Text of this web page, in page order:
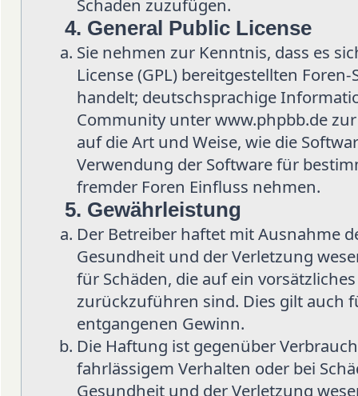
Schaden zuzufügen.
4. General Public License
Sie nehmen zur Kenntnis, dass es
License (GPL) bereitgestellten
handelt; deutschsprachige
Community unter www.phpbb.de
auf die Art und Weise, wie die
Verwendung der Software für
fremder Foren Einfluss nehmen.
5. Gewährleistung
Der Betreiber haftet mit Ausnahme
Gesundheit und der Verletzung
für Schäden, die auf ein
zurückzuführen sind. Dies gilt auch
entgangenen Gewinn.
Die Haftung ist gegenüber
fahrlässigem Verhalten oder bei
Gesundheit und der Verletzung